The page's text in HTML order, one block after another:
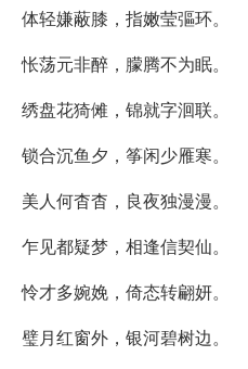
体轻嫌蔽膝，指嫩莹彄环。
怅荡元非醉，朦腾不为眠。
绣盘花猗傩，锦就字洄联。
锁合沉鱼夕，筝闲少雁寒。
美人何杳杳，良夜独漫漫。
乍见都疑梦，相逢信契仙。
怜才多婉娩，倚态转翩妍。
璧月红窗外，银河碧树边。